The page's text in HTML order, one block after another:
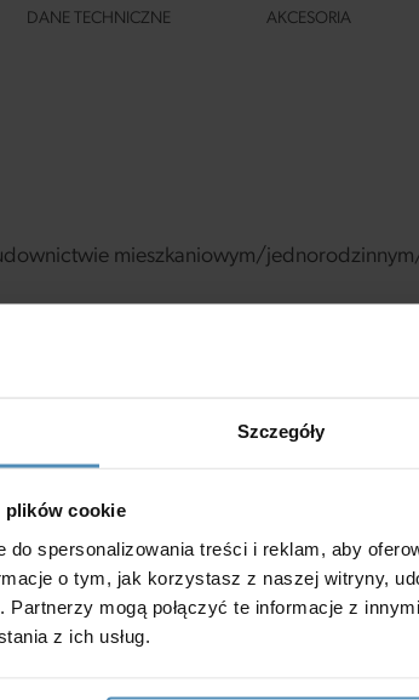
Szczegóły
plików cookie
spersonalizowania treści i reklam, aby
o tym, jak korzystasz z naszej witryny,
mogą połączyć te informacje z
z ich usług.
DANE TECHNICZNE AKCESORIA
mieszkaniowym/